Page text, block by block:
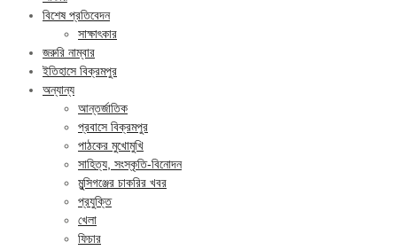
বিশেষ প্রতিবেদন
সাক্ষাৎকার
জরুরি নাম্বার
ইতিহাসে বিক্রমপুর
অন্যান্য
আন্তর্জাতিক
প্রবাসে বিক্রমপুর
পাঠকের মুখোমুখি
সাহিত্য, সংস্কৃতি-বিনোদন
মুন্সিগঞ্জের চাকরির খবর
প্রযুক্তি
খেলা
ফিচার